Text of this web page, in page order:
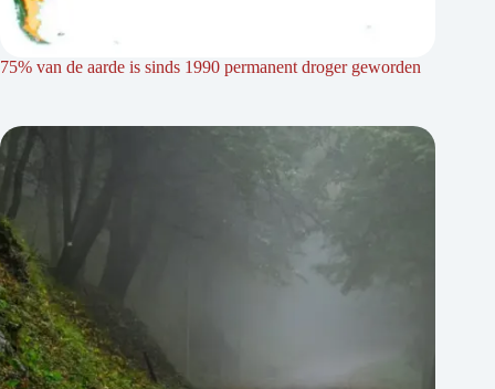
75% van de aarde is sinds 1990 permanent droger geworden